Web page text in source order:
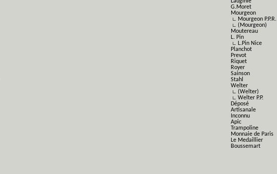
G.Moret
Mourgeon
∟ Mourgeon P.P.R.
∟ (Mourgeon)
Moutereau
L. Pin
∟ L.Pin Nice
Planchot
Prevot
Riquet
Royer
Sainson
Stahl
Welter
∟ (Welter)
∟ Welter P.P.
Déposé
Artisanale
Inconnu
Apic
Trampoline
Monnaie de Paris
Le Medaillier
Boussemart